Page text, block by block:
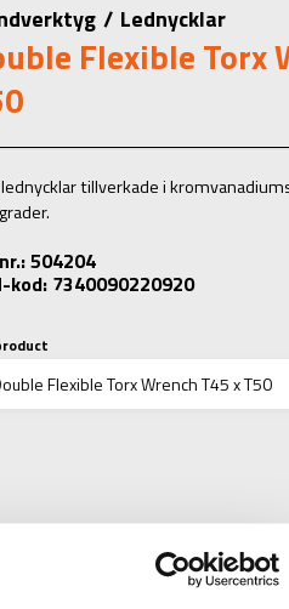
/ Lednycklar
Flexible Torx
tillverkade i
504204
kod: 7340090220920